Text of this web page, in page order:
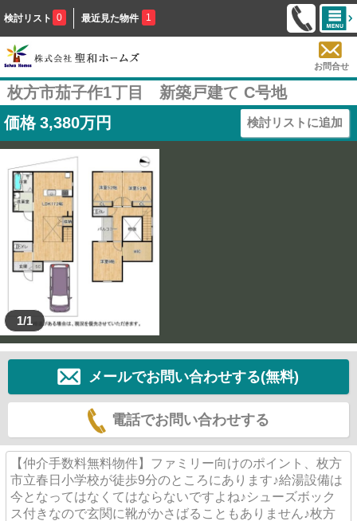
検討リスト 0 最近見た物件 1
お問合せ
枚方市茄子作1丁目 新築戸建て C号地
価格 3,380万円 検討リストに追加
1/1
メールでお問い合わせする(無料)
電話でお問い合わせする
【仲介手数料無料物件】ファミリー向けのポイント、枚方
市立春日小学校が徒歩9分のところにあります♪給湯設備は
今となってはなくてはならないですよね♪シューズボック
ス付きなので玄関に靴がかさばることもありません♪枚方